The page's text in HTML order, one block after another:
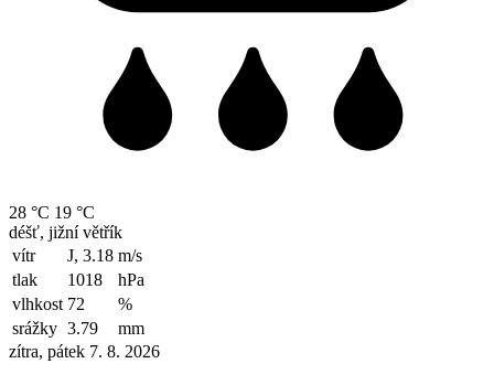
28 °C 19 °C
déšť, jižní větřík
vítr
J, 3.18 m/s
tlak
1018
hPa
vlhkost 72
%
srážky 3.79
mm
zítra, pátek 7. 8. 2026